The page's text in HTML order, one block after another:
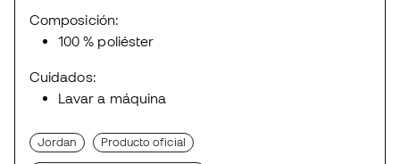
Composición:
100 % poliéster
Cuidados:
Lavar a máquina
Jordan Producto oficial